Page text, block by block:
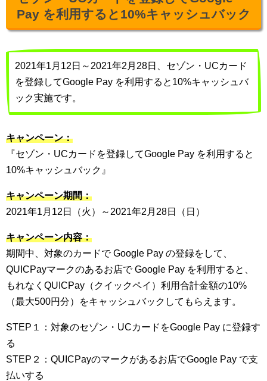
Pay を利用すると10%キャッシュバック
2021年1月12日～2021年2月28日、セゾン・UCカード
を登録してGoogle Pay を利用すると10%キャッシュバ
ック実施です。
キャンペーン：
『セゾン・UCカードを登録してGoogle Pay を利用すると
10%キャッシュバック』
キャンペーン期間：
2021年1月12日（火）～2021年2月28日（日）
キャンペーン内容：
期間中、対象のカードで Google Pay の登録をして、
QUICPayマークのあるお店で Google Pay を利用すると、
もれなくQUICPay（クイックペイ）利用合計金額の10%
（最大500円分）をキャッシュバックしてもらえます。
STEP１：対象のセゾン・UCカードをGoogle Pay に登録す
る
STEP２：QUICPayのマークがあるお店でGoogle Pay で支
払いする